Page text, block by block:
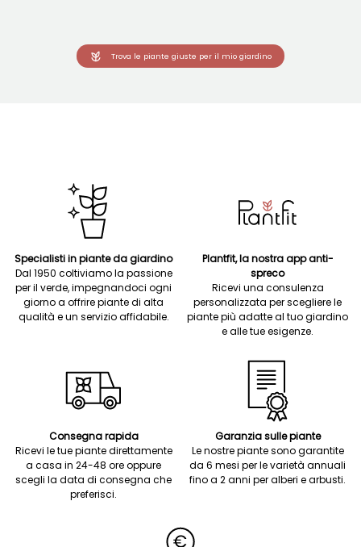
Trova le piante giuste per il mio giardino
Specialisti in piante da giardino
Dal 1950 coltiviamo la passione
per il verde, impegnandoci ogni
giorno a offrire piante di alta
qualità e un servizio affidabile.
Plantfit, la nostra app anti-
spreco
Ricevi una consulenza
personalizzata per scegliere le
piante più adatte al tuo giardino
e alle tue esigenze.
Consegna rapida
Ricevi le tue piante direttamente
a casa in 24-48 ore oppure
scegli la data di consegna che
preferisci.
Garanzia sulle piante
Le nostre piante sono garantite
da 6 mesi per le varietà annuali
fino a 2 anni per alberi e arbusti.